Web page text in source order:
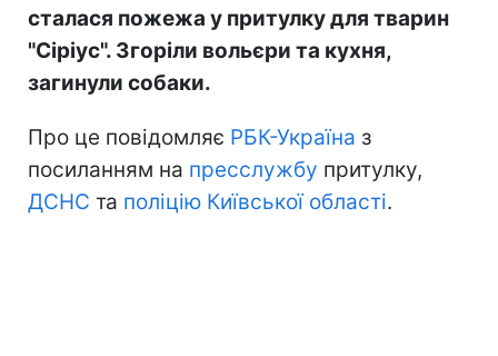
сталася пожежа у притулку для тварин
"Сіріус". Згоріли вольєри та кухня,
загинули собаки.
Про це повідомляє РБК-Україна з
посиланням на пресслужбу притулку,
ДСНС та поліцію Київської області.